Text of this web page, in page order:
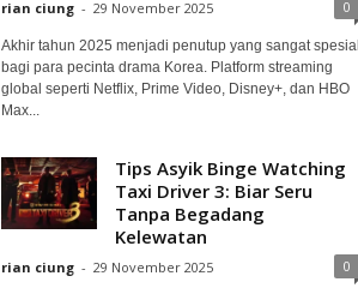
rian ciung - 29 November 2025 0
Akhir tahun 2025 menjadi penutup yang sangat spesial
bagi para pecinta drama Korea. Platform streaming
global seperti Netflix, Prime Video, Disney+, dan HBO
Max...
Tips Asyik Binge Watching
Taxi Driver 3: Biar Seru
Tanpa Begadang
Kelewatan
rian ciung - 29 November 2025 0